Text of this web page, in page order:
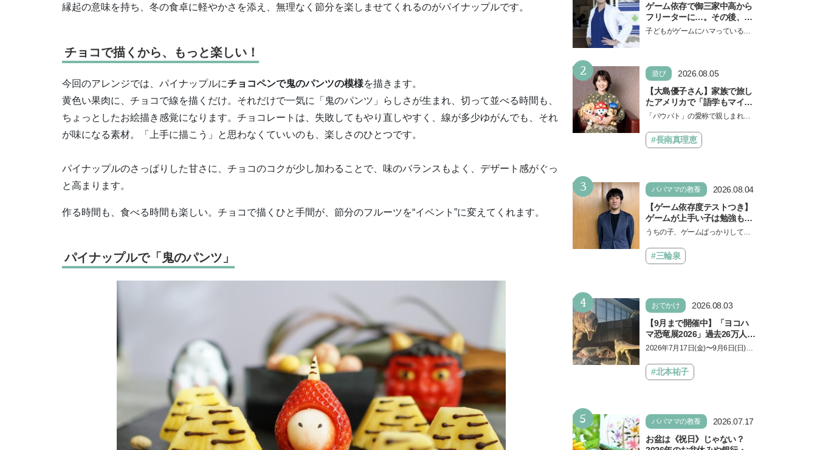
縁起の意味を持ち、冬の食卓に軽やかさを添え、無理なく節分を楽しませてくれるのがパイナップルです。
チョコで描くから、もっと楽しい！
今回のアレンジでは、パイナップルにチョコペンで鬼のパンツの模様を描きます。
黄色い果肉に、チョコで線を描くだけ。それだけで一気に「鬼のパンツ」らしさが生まれ、切って並べる時間も、
ちょっとしたお絵描き感覚になります。チョコレートは、失敗してもやり直しやすく、線が多少ゆがんでも、それ
が味になる素材。「上手に描こう」と思わなくていいのも、楽しさのひとつです。
パイナップルのさっぱりした甘さに、チョコのコクが少し加わることで、味のバランスもよく、デザート感がぐっ
と高まります。
作る時間も、食べる時間も楽しい。チョコで描くひと手間が、節分のフルーツを“イベント”に変えてくれます。
パイナップルで「鬼のパンツ」
ゲーム依存で御三家中高から
フリーターに…。その後、医
学部へ逆転合格した現役医師
子どもがゲームにハマっている
2 遊び
2026.08.05
【大島優子さん】家族で旅し
たアメリカで「語学もマイン
ドも！ 子どもの成長はすごか
『パウ・パトロール ザ・ダイ
ノ・ムービー』ではあきらめ
「パウパト」の愛称で親しまれる
の劇場版シリーズ第3弾、映画『パ
ウ・パトロール ザ…
#長南真理恵
3 パパママの教養
2026.08.04
【ゲーム依存度テストつき】
ゲームが上手い子は勉強もで
きる？御三家中高卒でゲーマ
えるゲームしながら受験で勝
つためのメソッド
うちの子、ゲームばっかりしてい
言し、子どもとトラブルになる家
庭は多いもの。でも…
#三輪泉
4 おでかけ
2026.08.03
【9月まで開催中】「ヨコハ
マ恐竜展2026」過去26万人を
動員した恐竜展が9年ぶりに
しむポイントを完全ガイド
2026年7月17日(金)〜9月6日(日)、
「ヨコハマ恐竜展2026〜恐竜の食
卓大図鑑〜」が開催…
#北本祐子
5 パパママの教養
2026.07.17
お盆は《祝日》じゃない？